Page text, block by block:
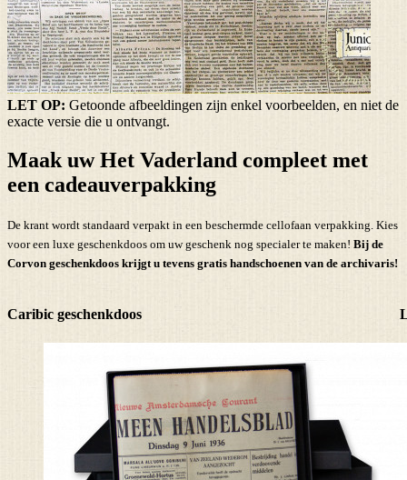
LET OP: Getoonde afbeeldingen zijn enkel voorbeelden, en niet de
exacte versie die u ontvangt.
Maak uw Het Vaderland compleet met
een cadeauverpakking
De krant wordt standaard verpakt in een beschermde cellofaan verpakking. Kies
voor een luxe geschenkdoos om uw geschenk nog specialer te maken! Bij de
Corvon geschenkdoos krijgt u tevens gratis handschoenen van de archivaris!
Caribic geschenkdoos